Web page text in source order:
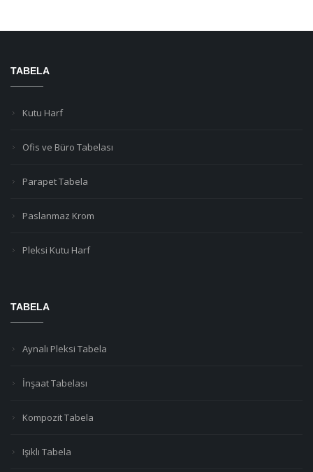
TABELA
Kutu Harf
Ofis ve Büro Tabelası
Parapet Tabela
Paslanmaz Krom
Pleksi Kutu Harf
TABELA
Aynalı Pleksi Tabela
İnşaat Tabelası
Kompozit Tabela
Işıklı Tabela